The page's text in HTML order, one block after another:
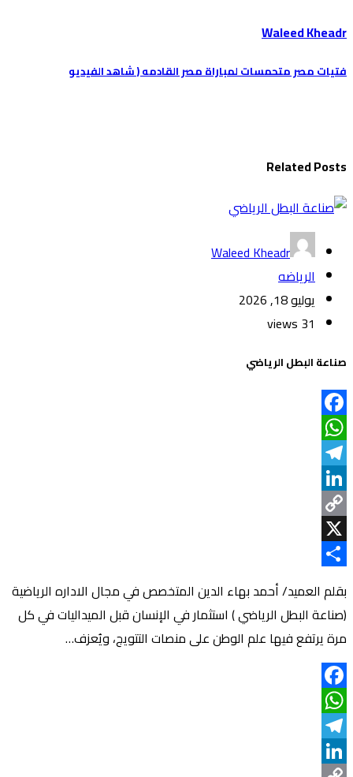
Waleed Kheadr
تصفّح
فتيات مصر متحمسات لمباراة مصر القادمه ( شاهد الفيديو
Related Posts
Waleed Kheadr
الرياضه
يوليو 18, 2026
31 views
صناعة البطل الرياضي
Facebook
WhatsApp
Telegram
LinkedIn
Copy
LinkX
بقلم العميد/ أحمد بهاء الدين المتخصص في مجال الاداره الرياضية
(صناعة البطل الرياضي ) استثمار في الإنسان قبل الميداليات في كل
مرة يرتفع فيها علم الوطن على منصات التتويج، ويُعزف…
Facebook
WhatsApp
Telegram